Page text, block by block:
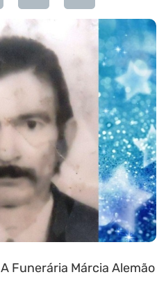
A Funerária Márcia Alemão